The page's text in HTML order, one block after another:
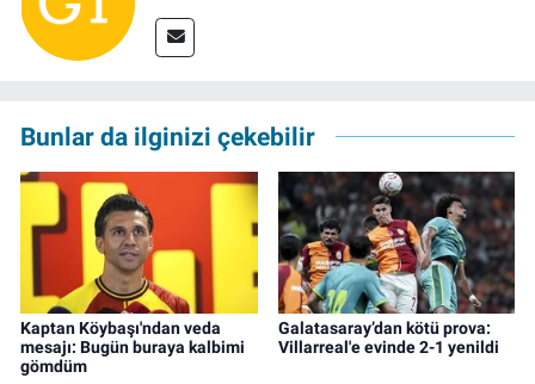
Bunlar da ilginizi çekebilir
Kaptan Köybaşı'ndan veda
mesajı: Bugün buraya kalbimi
gömdüm
Galatasaray’dan kötü prova:
Villarreal'e evinde 2-1 yenildi